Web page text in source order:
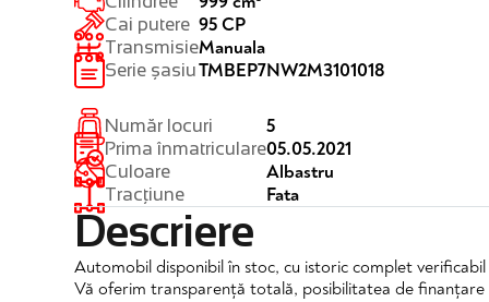
Cai putere
Transmisie
Serie șasiu
95 CP
Manuala
TMBEP7NW2M3101018
Număr locuri
Prima înmatriculare
Culoare
Tracțiune
5
05.05.2021
Albastru
Fata
Descriere
Automobil disponibil în stoc, cu istoric complet
Vă oferim transparență totală, posibilitatea de